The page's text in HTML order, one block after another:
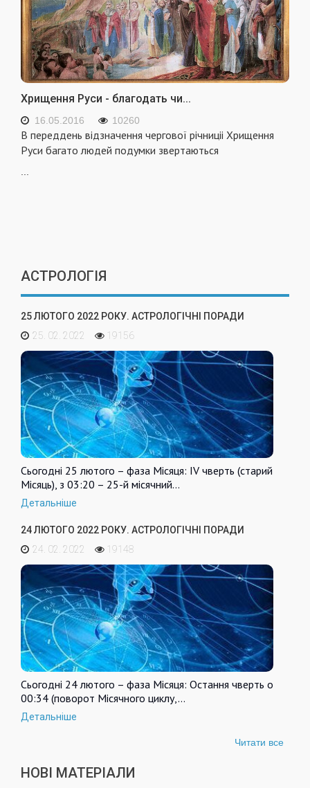
Хрищення Руси - благодать чи...
16.05.2016 10260
В переддень відзначення чергової річниціі Хрищення
Руси багато людей подумки зверта­ються
...
АСТРОЛОГІЯ
25 ЛЮТОГО 2022 РОКУ. АСТРОЛОГІЧНІ ПОРАДИ
25. 02. 2022
19156
Сьогодні 25 лютого – фаза Місяця: IV чверть (старий
Місяць), з 03:20 – 25-й місячний…
Детальніше
24 ЛЮТОГО 2022 РОКУ. АСТРОЛОГІЧНІ ПОРАДИ
24. 02. 2022
19148
Сьогодні 24 лютого – фаза Місяця: Остання чверть о
00:34 (поворот Місячного циклу,…
Детальніше
Читати все
НОВІ МАТЕРІАЛИ